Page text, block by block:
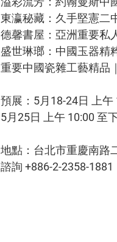
東瀛秘藏：久手堅憲二
德馨書屋：亞洲重要私
盛世琳瑯：中國玉器精
重要中國瓷雜工藝精品
預展：5月18-24日 上午
5月25日 上午 10:00 至
地點：台北市重慶南路
諮詢 +886-2-2358-1881